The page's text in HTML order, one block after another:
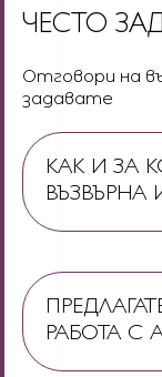
ЧЕСТО
Отговори на
задавате
КАК И ЗА
ВЪЗВЪРНА
РАБОТА С